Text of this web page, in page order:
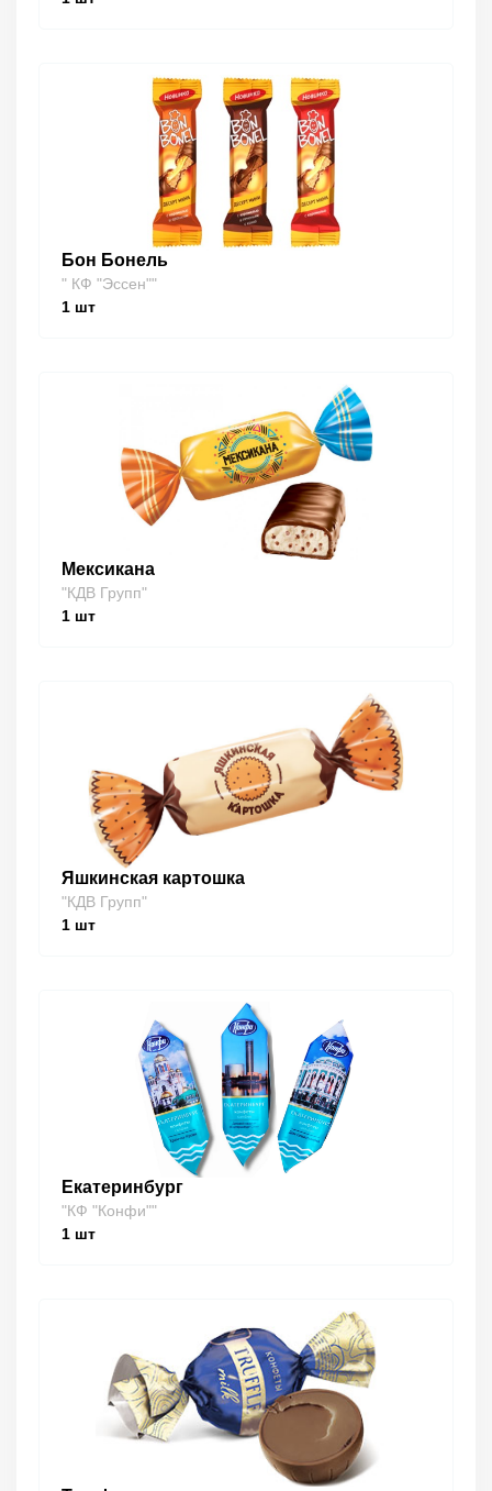
Бон Бонель
" КФ "Эссен""
1 шт
Мексикана
"КДВ Групп"
1 шт
Яшкинская картошка
"КДВ Групп"
1 шт
Екатеринбург
"КФ "Конфи""
1 шт